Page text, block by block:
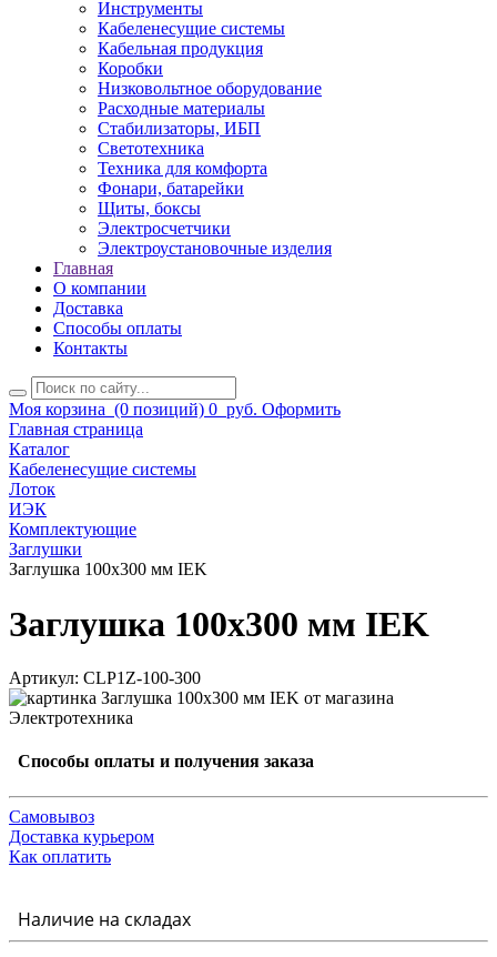
Инструменты
Кабеленесущие системы
Кабельная продукция
Коробки
Низковольтное оборудование
Расходные материалы
Стабилизаторы, ИБП
Светотехника
Техника для комфорта
Фонари, батарейки
Щиты, боксы
Электросчетчики
Электроустановочные изделия
Главная
О компании
Доставка
Способы оплаты
Контакты
Моя корзина (0 позиций) 0 руб. Оформить
Главная страница
Каталог
Кабеленесущие системы
Лоток
ИЭК
Комплектующие
Заглушки
Заглушка 100х300 мм IEK
Заглушка 100х300 мм IEK
Артикул: CLP1Z-100-300
Способы оплаты и получения заказа
Самовывоз
Доставка курьером
Как оплатить
Наличие на складах